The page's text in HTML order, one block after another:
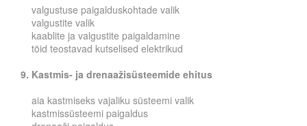
valgustuse paigalduskohtade valik
valgustite valik
kaablite ja valgustite paigaldamine
töid teostavad kutselised elektrikud
9. Kastmis- ja drenaažisüsteemide ehitus
aia kastmiseks vajaliku süsteemi valik
kastmissüsteemi paigaldus